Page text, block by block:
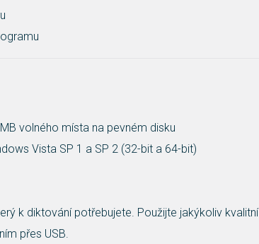
volného místa na pevném disku
Vista SP 1 a SP 2 (32-bit a 64-bit)
k diktování potřebujete. Použijte jakýkoliv kvalitní
přes USB.